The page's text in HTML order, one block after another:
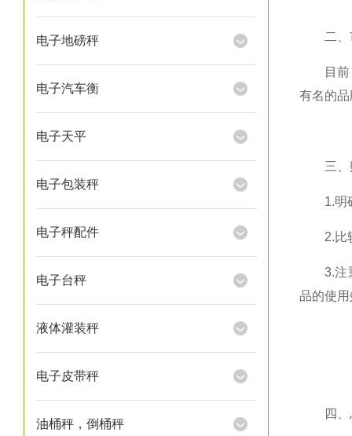
电子地磅秤
电子汽车衡
电子天平
电子包装秤
电子秤配件
电子台秤
液体灌装秤
电子皮带秤
油桶秤，倒桶秤
二、
目前，
有名的
三、
1.明确
2.比较
3.注重
品的使
四、